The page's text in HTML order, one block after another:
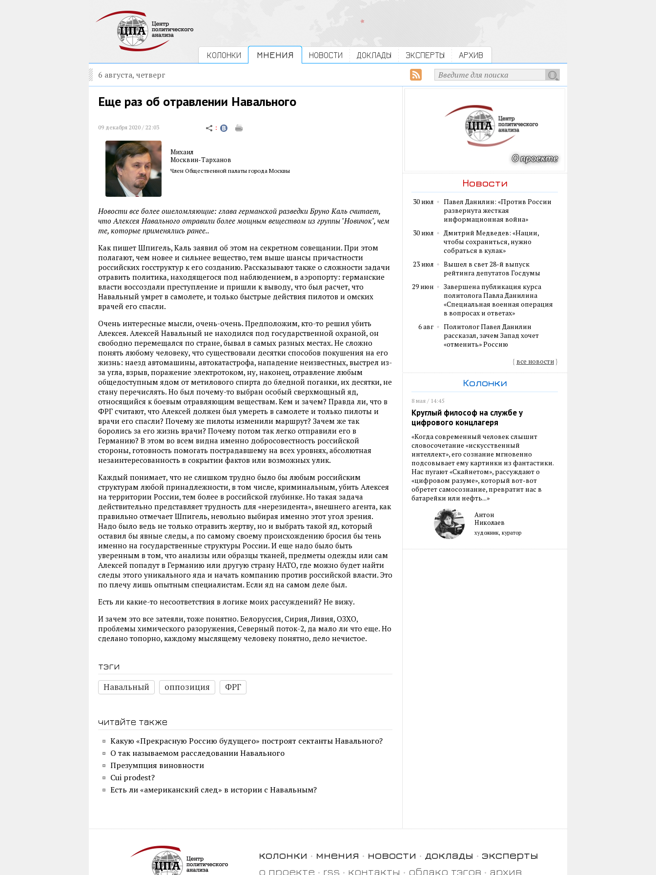
КОЛОНКИ МНЕНИЯ НОВОСТИ ДОКЛАДЫ ЭКСПЕРТЫ АРХИВ
6 августа, четверг
Еще раз об отравлении Навального
09 декабря 2020 / 22:03
Михаил
Москвин-Тарханов
Член Общественной палаты города Москвы
Новости все более ошеломляющие: глава германской разведки Бруно Каль считает,
что Алексея Навального отравили более мощным веществом из группы "Новичок", чем
те, которые применялись ранее..
Как пишет Шпигель, Каль заявил об этом на секретном совещании. При этом
полагают, чем новее и сильнее вещество, тем выше шансы причастности
российских госструктур к его созданию. Рассказывают также о сложности задачи
отравить политика, находящегося под наблюдением, в аэропорту: германские
власти воссоздали преступление и пришли к выводу, что был расчет, что
Навальный умрет в самолете, и только быстрые действия пилотов и омских
врачей его спасли.
Очень интересные мысли, очень-очень. Предположим, кто-то решил убить
Алексея. Алексей Навальный не находился под государственной охраной, он
свободно перемещался по стране, бывал в самых разных местах. Не сложно
понять любому человеку, что существовали десятки способов покушения на его
жизнь: наезд автомашины, автокатастрофа, нападение неизвестных, выстрел из-
за угла, взрыв, поражение электротоком, ну, наконец, отравление любым
общедоступным ядом от метилового спирта до бледной поганки, их десятки, не
стану перечислять. Но был почему-то выбран особый сверхмощный яд,
относящийся к боевым отравляющим веществам. Кем и зачем? Правда ли, что в
ФРГ считают, что Алексей должен был умереть в самолете и только пилоты и
врачи его спасли? Почему же пилоты изменили маршрут? Зачем же так
боролись за его жизнь врачи? Почему потом так легко отправили его в
Германию? В этом во всем видна именно добросовестность российской
стороны, готовность помогать пострадавшему на всех уровнях, абсолютная
незаинтересованность в сокрытии фактов или возможных улик.
Каждый понимает, что не слишком трудно было бы любым российским
структурам любой принадлежности, в том числе, криминальным, убить Алексея
на территории России, тем более в российской глубинке. Но такая задача
действительно представляет трудность для «нерезидента», внешнего агента, как
правильно отмечает Шпигель, невольно выбирая именно этот угол зрения.
Надо было ведь не только отравить жертву, но и выбрать такой яд, который
оставил бы явные следы, а по самому своему происхождению бросил бы тень
именно на государственные структуры России. И еще надо было быть
уверенным в том, что анализы или образцы тканей, предметы одежды или сам
Алексей попадут в Германию или другую страну НАТО, где можно будет найти
следы этого уникального яда и начать компанию против российской власти. Это
по плечу лишь опытным специалистам. Если яд на самом деле был.
Есть ли какие-то несоответствия в логике моих рассуждений? Не вижу.
И зачем это все затеяли, тоже понятно. Белоруссия, Сирия, Ливия, ОЗХО,
проблемы химического разоружения, Северный поток-2, да мало ли что еще. Но
сделано топорно, каждому мыслящему человеку понятно, дело нечистое.
тэги
Навальный
оппозиция ФРГ
читайте также
Какую «Прекрасную Россию будущего» построят сектанты Навального?
О так называемом расследовании Навального
Презумпция виновности
Сui prodest?
Есть ли «американский след» в истории с Навальным?
Новости
30 июл
Павел Данилин: «Против России
развернута жесткая
информационная война»
30 июл
Дмитрий Медведев: «Нации,
чтобы сохраниться, нужно
собраться в кулак»
23 июл
Вышел в свет 28-й выпуск
рейтинга депутатов Госдумы
29 июн
Завершена публикация курса
политолога Павла Данилина
«Специальная военная операция
в вопросах и ответах»
6 авг
Политолог Павел Данилин
рассказал, зачем Запад хочет
«отменить» Россию
{ все новости}
Колонки
8 мая / 14:45
Круглый философ на службе у
цифрового концлагеря
«Когда современный человек слышит
словосочетание «искусственный
интеллект», его сознание мгновенно
подсовывает ему картинки из фантастики.
Нас пугают «Скайнетом», рассуждают о
«цифровом разуме», который вот-вот
обретет самосознание, превратит нас в
батарейки или нефть...»
Антон
Николаев
художник, куратор
колонки мнения новости доклады
эксперты
о проекте
rss контакты облако тэгов архив